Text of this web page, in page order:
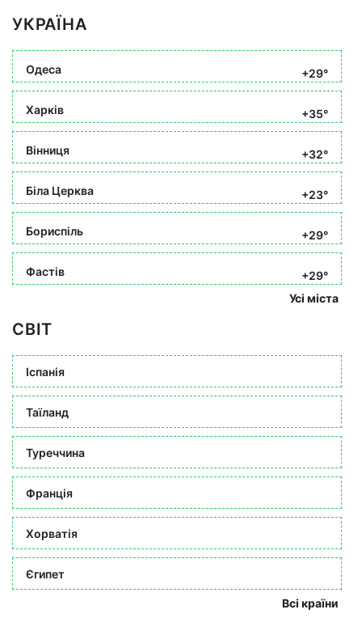
УКРАЇНА
Одеса +29°
Харків +35°
Вінниця +32°
Біла Церква +23°
Бориспіль +29°
Фастів
+29°
Усі міста
СВІТ
Іспанія
Таїланд
Туреччина
Франція
Хорватія
Єгипет
Всі країни